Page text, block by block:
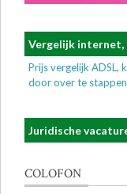
Vergelijk internet,
Prijs vergelijk ADSL,
door over te
Juridische
COLOFON